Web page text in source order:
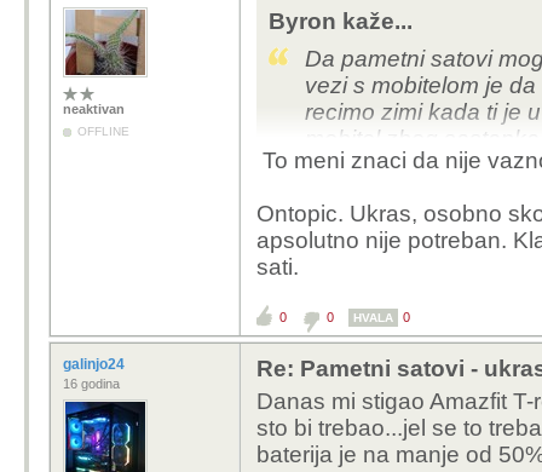
neaktivan
OFFLINE
Byron kaže...
Da pametni satovi
vezi s mobitelom je
recimo zimi kada ti je
mobitel zbog
zaborave pojačati , a
ukoliko si zaboravio
I zato sam ga kupio i
To meni znaci da nije
Ontopic. Ukras, osobno
apsolutno nije potreban.
sati.
0 0 HVALA 0
galinjo24
16 godina
Re: Pametni satovi -
Danas mi stigao Amazfit
sto bi trebao...jel se to
baterija je na manje od